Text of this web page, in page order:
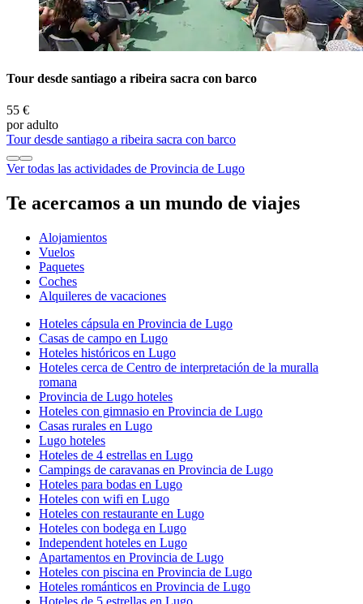
Tour desde santiago a ribeira sacra con barco
55 €
por adulto
Tour desde santiago a ribeira sacra con barco
Ver todas las actividades de Provincia de Lugo
Te acercamos a un mundo de viajes
Alojamientos
Vuelos
Paquetes
Coches
Alquileres de vacaciones
Hoteles cápsula en Provincia de Lugo
Casas de campo en Lugo
Hoteles históricos en Lugo
Hoteles cerca de Centro de interpretación de la muralla
romana
Provincia de Lugo hoteles
Hoteles con gimnasio en Provincia de Lugo
Casas rurales en Lugo
Lugo hoteles
Hoteles de 4 estrellas en Lugo
Campings de caravanas en Provincia de Lugo
Hoteles para bodas en Lugo
Hoteles con wifi en Lugo
Hoteles con restaurante en Lugo
Hoteles con bodega en Lugo
Independent hoteles en Lugo
Apartamentos en Provincia de Lugo
Hoteles con piscina en Provincia de Lugo
Hoteles románticos en Provincia de Lugo
Hoteles de 5 estrellas en Lugo